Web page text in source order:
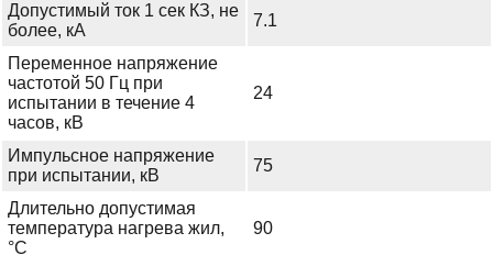
Допустимый ток 1 сек КЗ, не
более, кА
7.1
Переменное напряжение
частотой 50 Гц при
испытании в течение 4
часов, кВ
24
Импульсное напряжение
при испытании, кВ
75
Длительно допустимая
температура нагрева жил,
°С
90